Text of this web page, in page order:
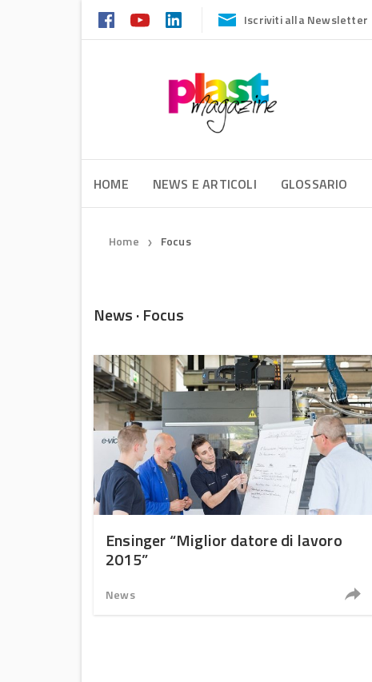
Iscriviti alla Newsletter
HOME NEWS E ARTICOLI GLOSSARIO
Home ❯ Focus
News · Focus
Ensinger “Miglior datore di lavoro
2015”
News